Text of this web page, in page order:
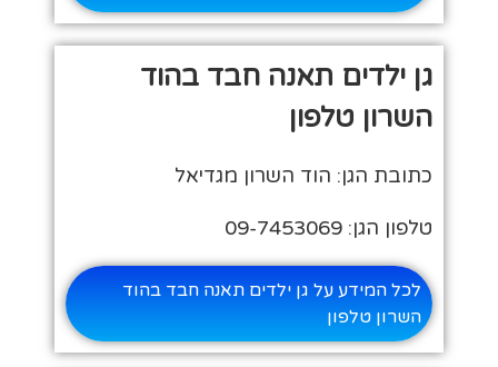
גן ילדים תאנה חבד בהוד
השרון טלפון
כתובת הגן: הוד השרון מגדיאל
טלפון הגן: 09-7453069
לכל המידע על גן ילדים תאנה חבד בהוד
השרון טלפון